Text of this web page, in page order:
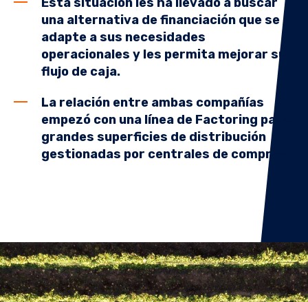
una alternativa de financiación que se
adapte a sus necesidades
operacionales y les permita mejorar su
flujo de caja.
La relación entre ambas compañías
empezó con una línea de Factoring para
grandes superficies de distribución
gestionadas por centrales de compras.